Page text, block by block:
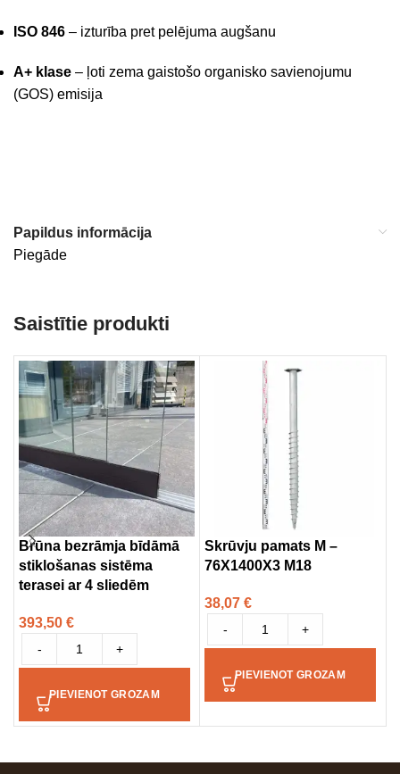
ISO 846 – izturība pret pelējuma augšanu
A+ klase – ļoti zema gaistošo organisko savienojumu
(GOS) emisija
Papildus informācija
Piegāde
Saistītie produkti
Brūna bezrāmja bīdāmā
stiklošanas sistēma
terasei ar 4 sliedēm
393,50 €
- +
PIEVIENOT GROZAM
Skrūvju pamats M –
76X1400X3 M18
38,07 €
- +
PIEVIENOT GROZAM